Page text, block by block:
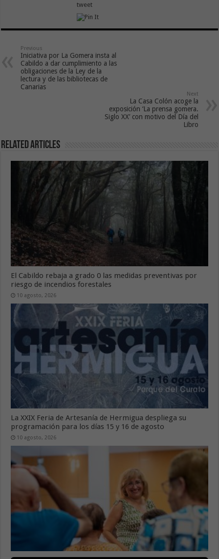
tweet
Previous
Iniciativa por La Gomera insta al
Cabildo a dar cumplimiento a las
obligaciones de la Ley de la
lectura y de las bibliotecas de
Canarias
Next
La Casa Colón acoge la
exposición ‘La prensa gomera.
Siglo XX’ con motivo del Día del
Libro
Related Articles
El Cabildo rebaja a grado 0 las medidas preventivas por
riesgo de incendios forestales
10 agosto, 2026
La XXIX Feria de Artesanía de Hermigua despliega su
programación para los días 15 y 16 de agosto
10 agosto, 2026